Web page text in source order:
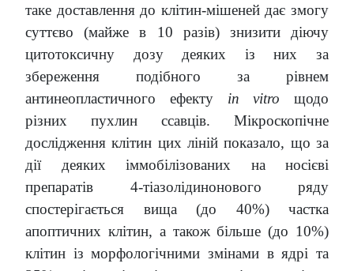
таке доставлення до клітин-мішеней дає змогу
суттєво (майже в 10 разів) знизити діючу
цитотоксичну дозу деяких із них за
збереження подібного за рівнем
антинеопластичного ефекту in vitro щодо
різних пухлин ссавців. Мікроскопічне
дослідження клітин цих ліній показало, що за
дії деяких іммобілізованих на носієві
препаратів 4-тіазолідинонового ряду
спостерігається вища (до 40%) частка
апоптичних клітин, а також більше (до 10%)
клітин із морфологічними змінами в ядрі та